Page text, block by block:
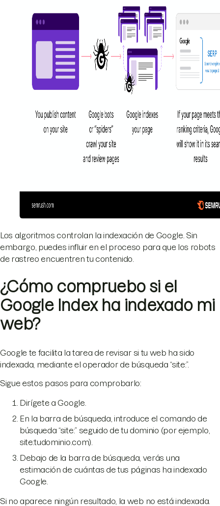
Los algoritmos controlan la indexación de Google. Sin
embargo, puedes influir en el proceso para que los robots
de rastreo encuentren tu contenido.
¿Cómo compruebo si el
Google Index ha indexado mi
web?
Google te facilita la tarea de revisar si tu web ha sido
indexada, mediante el operador de búsqueda “site:”.
Sigue estos pasos para comprobarlo:
Dirígete a Google.
En la barra de búsqueda, introduce el comando de
búsqueda “site:” seguido de tu dominio (por ejemplo,
site:tudominio.com).
Debajo de la barra de búsqueda, verás una
estimación de cuántas de tus páginas ha indexado
Google.
Si no aparece ningún resultado, la web no está indexada.